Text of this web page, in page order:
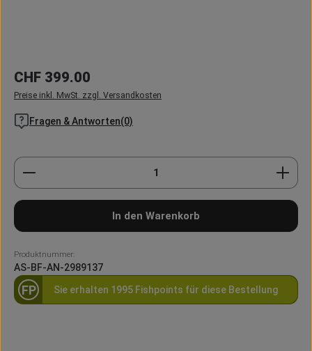
Regulärer Preis:
CHF 399.00
Preise inkl. MwSt. zzgl. Versandkosten
Fragen & Antworten(0)
Produkt Anzahl: Gib den gewünschten Wert ein
In den Warenkorb
Produktnummer:
AS-BF-AN-2989137
FP Sie erhalten 1995 Fishpoints für diese Bestellung